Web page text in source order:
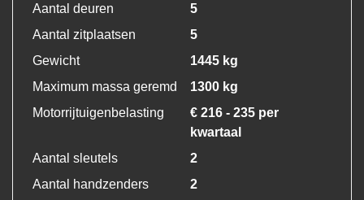
Aantal deuren
5
Aantal zitplaatsen
5
Gewicht
1445 kg
Maximum massa geremd
1300 kg
Motorrijtuigenbelasting
€ 216 - 235 per
kwartaal
Aantal sleutels
2
Aantal handzenders
2